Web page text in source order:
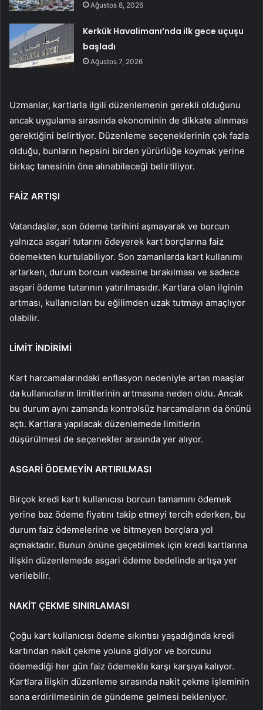
Ağustos 8, 2026
Kerkük Havalimanı’nda ilk gece uçuşu
başladı
Ağustos 7, 2026
Uzmanlar, kartlarla ilgili düzenlemenin gerekli olduğunu
ancak uygulama sırasında ekonominin de dikkate alınması
gerektiğini belirtiyor. Düzenleme seçeneklerinin çok fazla
olduğu, bunların hepsini birden yürürlüğe koymak yerine
birkaç tanesinin öne alınabileceği belirtiliyor.
FAİZ ARTIŞI
Vatandaşlar, son ödeme tarihini aşmayarak ve borcun
yalnızca asgari tutarını ödeyerek kart borçlarına faiz
ödemekten kurtulabiliyor. Son zamanlarda kart kullanımı
artarken, durum borcun vadesine bırakılması ve sadece
asgari ödeme tutarının yatırılmasıdır. Kartlara olan ilginin
artması, kullanıcıları bu eğilimden uzak tutmayı amaçlıyor
olabilir.
LİMİT İNDİRİMİ
Kart harcamalarındaki enflasyon nedeniyle artan maaşlar
da kullanıcıların limitlerinin artmasına neden oldu. Ancak
bu durum aynı zamanda kontrolsüz harcamaların da önünü
açtı. Kartlara yapılacak düzenlemede limitlerin
düşürülmesi de seçenekler arasında yer alıyor.
ASGARİ ÖDEMEYİN ARTIRILMASI
Birçok kredi kartı kullanıcısı borcun tamamını ödemek
yerine baz ödeme fiyatını takip etmeyi tercih ederken, bu
durum faiz ödemelerine ve bitmeyen borçlara yol
açmaktadır. Bunun önüne geçebilmek için kredi kartlarına
ilişkin düzenlemede asgari ödeme bedelinde artışa yer
verilebilir.
NAKİT ÇEKME SINIRLAMASI
Çoğu kart kullanıcısı ödeme sıkıntısı yaşadığında kredi
kartından nakit çekme yoluna gidiyor ve borcunu
ödemediği her gün faiz ödemekle karşı karşıya kalıyor.
Kartlara ilişkin düzenleme sırasında nakit çekme işleminin
sona erdirilmesinin de gündeme gelmesi bekleniyor.